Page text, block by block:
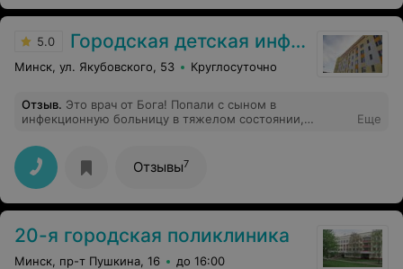
5.0 Городская детская инфекционная клиническая больница
Минск, ул. Якубовского, 53 Круглосуточно
Отзыв. Это врач от Бога! Попали с сыном в
инфекционную больницу в тяжелом состоянии,
отделение. Юлия Иосифовна была лечащим врачом в
отделении. Специалист не только с большим опытом,
но и внутренним профессиональным чутьем. Если бы к
ней больше прислушивались, наше лечение прошло
бы гораздо быстрее, я уверена. Очень чуткая,
Еще
Отзывы7
20-я городская поликлиника
Минск, пр-т Пушкина, 16 до 16:00